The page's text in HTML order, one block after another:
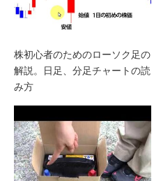
株初心者のためのローソク足の
解説。日足、分足チャートの読
み方